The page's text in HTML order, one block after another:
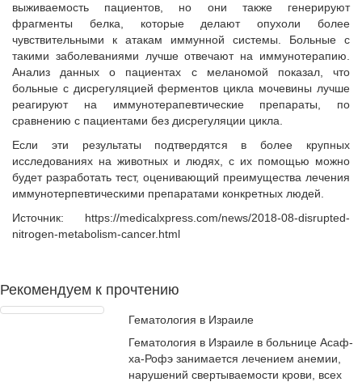
выживаемость пациентов, но они также генерируют
фрагменты белка, которые делают опухоли более
чувствительными к атакам иммунной системы. Больные с
такими заболеваниями лучше отвечают на иммунотерапию.
Анализ данных о пациентах с меланомой показал, что
больные с дисрегуляцией ферментов цикла мочевины лучше
реагируют на иммунотерапевтические препараты, по
сравнению с пациентами без дисрегуляции цикла.
Если эти результаты подтвердятся в более крупных
исследованиях на животных и людях, с их помощью можно
будет разработать тест, оценивающий преимущества лечения
иммунотерпевтическими препаратами конкретных людей.
Источник: https://medicalxpress.com/news/2018-08-disrupted-
nitrogen-metabolism-cancer.html
Рекомендуем к прочтению
Гематология в Израиле
Гематология в Израиле вбольнице Асаф-
ха-Рофэ занимается лечением анемии,
нарушений свертываемости крови, всех